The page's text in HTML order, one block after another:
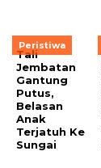
Peristiwa
Tali
Jembatan
Gantung
Putus,
Belasan
Anak
Terjatuh Ke
Sungai